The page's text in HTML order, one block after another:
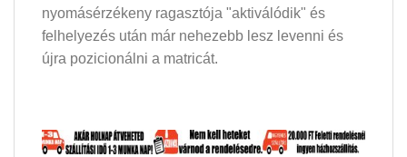
nyomásérzékeny ragasztója "aktiválódik" és
felhelyezés után már nehezebb lesz levenni és
újra pozicionálni a matricát.